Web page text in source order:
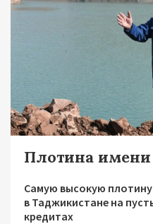
Плотина
Самую высокую
в Таджикистане на
кредитах